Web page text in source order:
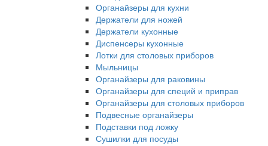
Органайзеры для кухни
Держатели для ножей
Держатели кухонные
Диспенсеры кухонные
Лотки для столовых приборов
Мыльницы
Органайзеры для раковины
Органайзеры для специй и приправ
Органайзеры для столовых приборов
Подвесные органайзеры
Подставки под ложку
Сушилки для посуды